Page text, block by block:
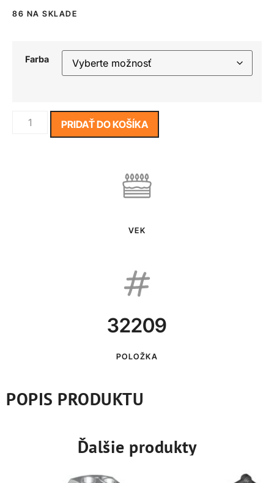
86 NA SKLADE
Farba
PRIDAŤ DO KOŠÍKA
VEK
32209
POLOŽKA
POPIS PRODUKTU
Ďalšie produkty